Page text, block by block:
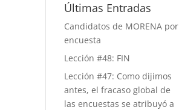
Últimas Entradas
Candidatos de MORENA por
encuesta
Lección #48: FIN
Lección #47: Como dijimos
antes, el fracaso global de
las encuestas se atribuyó a